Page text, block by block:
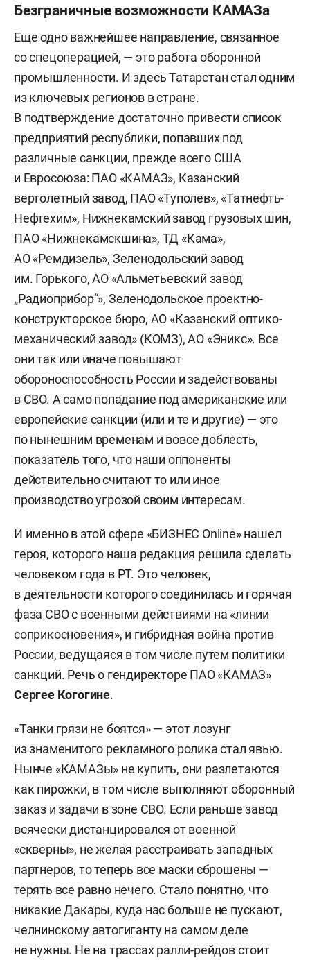
Безграничные возможности КАМАЗа
Еще одно важнейшее направление, связанное
со спецоперацией, — это работа оборонной
промышленности. И здесь Татарстан стал одним
из ключевых регионов в стране.
В подтверждение достаточно привести список
предприятий республики, попавших под
различные санкции, прежде всего США
и Евросоюза: ПАО «КАМАЗ», Казанский
вертолетный завод, ПАО «Туполев», «Татнефть-
Нефтехим», Нижнекамский завод грузовых шин,
ПАО «Нижнекамскшина», ТД «Кама»,
АО «Ремдизель», Зеленодольский завод
им. Горького, АО «Альметьевский завод
„Радиоприбор“», Зеленодольское проектно-
конструкторское бюро, АО «Казанский оптико-
механический завод» (КОМЗ), АО «Эникс». Все
они так или иначе повышают
обороноспособность России и задействованы
в СВО. А само попадание под американские или
европейские санкции (или и те и другие) — это
по нынешним временам и вовсе доблесть,
показатель того, что наши оппоненты
действительно считают то или иное
производство угрозой своим интересам.
И именно в этой сфере «БИЗНЕС Online» нашел
героя, которого наша редакция решила сделать
человеком года в РТ. Это человек,
в деятельности которого соединилась и горячая
фаза СВО с военными действиями на «линии
соприкосновения», и гибридная война против
России, ведущаяся в том числе путем политики
санкций. Речь о гендиректоре ПАО «КАМАЗ»
Сергее Когогине.
«Танки грязи не боятся» — этот лозунг
из знаменитого рекламного ролика стал явью.
Нынче «КАМАЗы» не купить, они разлетаются
как пирожки, в том числе выполняют оборонный
заказ и задачи в зоне СВО. Если раньше завод
всячески дистанцировался от военной
«скверны», не желая расстраивать западных
партнеров, то теперь все маски сброшены —
терять все равно нечего. Стало понятно, что
никакие Дакары, куда нас больше не пускают,
челнинскому автогиганту на самом деле
не нужны. Не на трассах ралли-рейдов стоит